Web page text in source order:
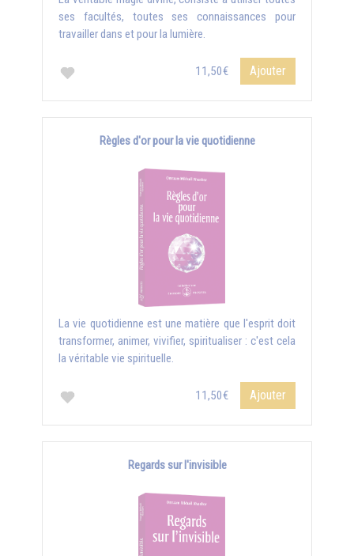
ses facultés, toutes ses connaissances pour
travailler dans et pour la lumière.
11,50€ Ajouter
Règles d'or pour la vie quotidienne
La vie quotidienne est une matière que l'esprit doit
transformer, animer, vivifier, spiritualiser : c'est cela
la véritable vie spirituelle.
11,50€ Ajouter
Regards sur l'invisible